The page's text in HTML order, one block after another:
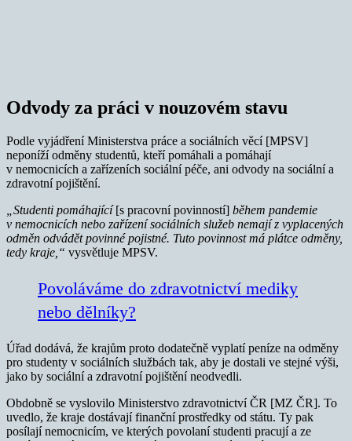
Odvody za práci v nouzovém stavu
Podle vyjádření Ministerstva práce a sociálních věcí [MPSV]
neponíží odměny studentů, kteří pomáhali a pomáhají
v nemocnicích a zařízeních sociální péče, ani odvody na sociální a
zdravotní pojištění.
„Studenti pomáhající[s pracovní povinností] během pandemie
v nemocnicích nebo zařízení sociálních služeb nemají z vyplacených
odměn odvádět povinné pojistné. Tuto povinnost má plátce odměny,
tedy kraje,“ vysvětluje MPSV.
Povoláváme do zdravotnictví mediky
nebo dělníky?
Úřad dodává, že krajům proto dodatečně vyplatí peníze na odměny
pro studenty v sociálních službách tak, aby je dostali ve stejné výši,
jako by sociální a zdravotní pojištění neodvedli.
Obdobně se vyslovilo Ministerstvo zdravotnictví ČR [MZ ČR]. To
uvedlo, že kraje dostávají finanční prostředky od státu. Ty pak
posílají nemocnicím, ve kterých povolaní studenti pracují a ze